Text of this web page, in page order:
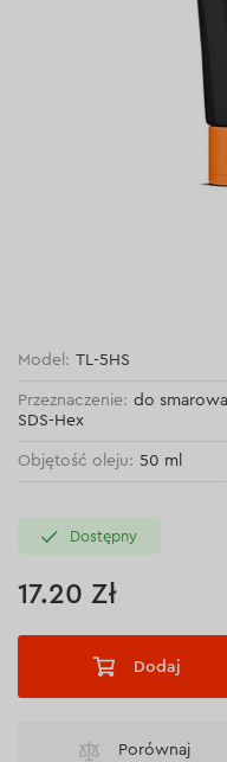
Model: TL-5HS
Przeznaczenie: do
SDS-Hex
Objętość oleju: 50 ml
Dostępny
17.20 Zł
Dodaj
Porównaj